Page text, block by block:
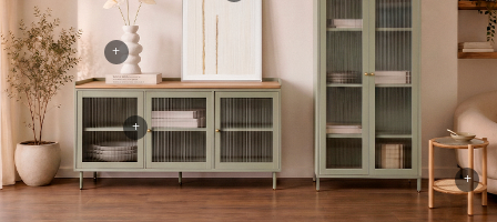
+
+
+